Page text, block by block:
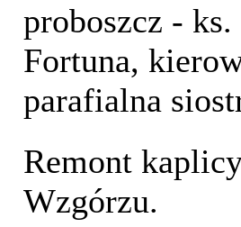
proboszcz -
Fortuna,
parafialna
Remont
Wzgórzu.